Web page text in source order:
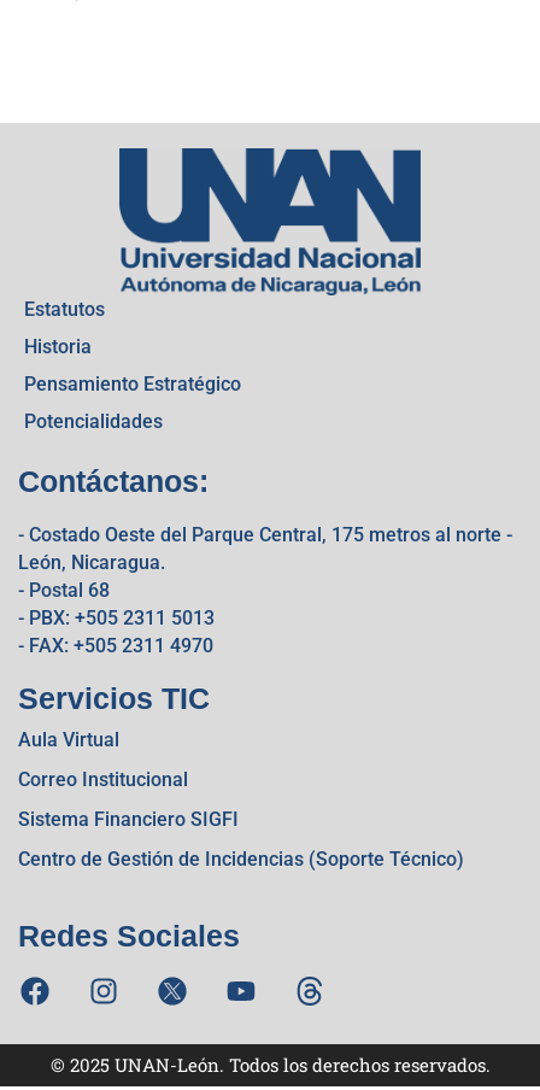
Estatutos
Historia
Pensamiento Estratégico
Potencialidades
Contáctanos:
- Costado Oeste del Parque Central, 175 metros al norte -
León, Nicaragua.
- Postal 68
- PBX: +505 2311 5013
- FAX: +505 2311 4970
Servicios TIC
Aula Virtual
Correo Institucional
Sistema Financiero SIGFI
Centro de Gestión de Incidencias (Soporte Técnico)
Redes Sociales
© 2025 UNAN-León. Todos los derechos reservados.